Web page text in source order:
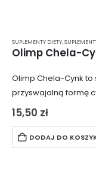
SUPLEMENTY DIETY,
Olimp Chela-
Olimp Chela-Cynk
przyswajalną formę
Albion™ (chelat
wchłanianie i
który odgrywa
15,50 zł
DODAJ DO